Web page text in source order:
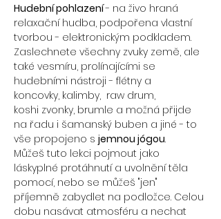
Hudební pohlazení - na živo hraná
relaxační hudba, podpořena vlastní
tvorbou - elektronickým podkladem.
Zaslechnete všechny zvuky země, ale
také vesmíru, prolínajícími se
hudebními nástroji - flétny a
koncovky, kalimby,  raw drum,
koshi zvonky, brumle a možná přijde
na řadu i šamanský buben a jiné - to
vše propojeno s jemnou jógou.
Můžeš tuto lekci pojmout jako
láskyplné protáhnutí a uvolnění těla
pomocí, nebo se můžeš "jen"
příjemně zabydlet na podložce. Celou
dobu nasávat atmosféru a nechat